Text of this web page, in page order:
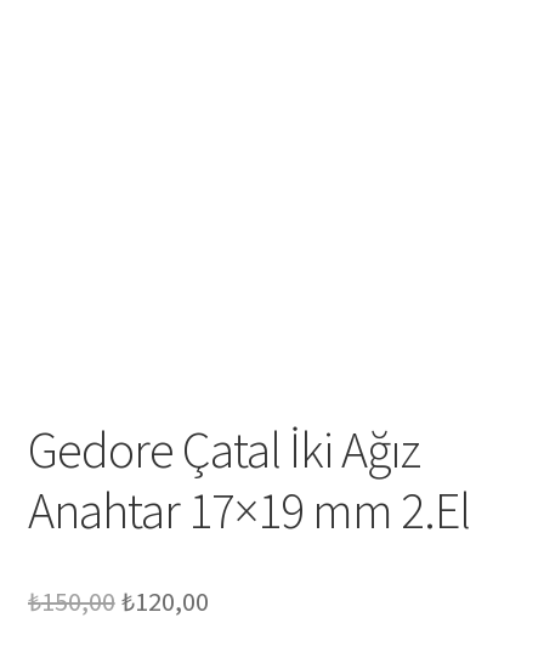
Gedore Çatal İki Ağız
Anahtar 17×19 mm 2.El
₺150,00Orijinal
₺120,00Şu